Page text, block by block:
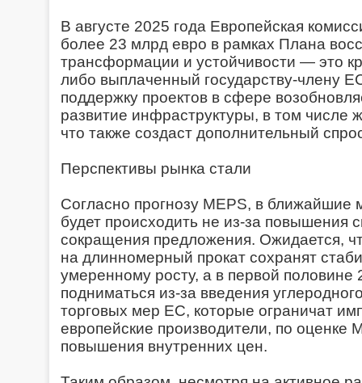
В августе 2025 года Европейская
более 23 млрд евро в рамках Плана
трансформации и устойчивости — это
либо выплаченный государству-члену
поддержку проектов в сфере
развитие инфраструктуры, в том числе
что также создаст дополнительный
Перспективы рынка стали
Согласно прогнозу MEPS, в ближайшие
будет происходить не из-за повышения
сокращения предложения. Ожидается,
на длинномерный прокат сохранят
умеренному росту, а в первой половине
подниматься из-за введения
торговых мер ЕС, которые ограничат
европейские производители, по оценке
повышения внутренних цен.